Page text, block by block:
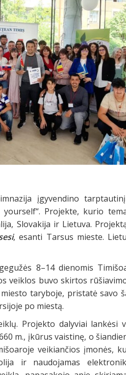
įgyvendino
Projekte, kurio
Slovakija ir Lietuva.
, esanti Tarsus mieste.
8–14 dienomis
veiklos buvo skirtos
taryboje, pristatė savo
po miestą.
Projekto dalyviai lankėsi
m., įkūrus vaistinę, o
veikiančios įmonės,
ir naudojamas